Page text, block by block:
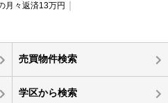
月々返済13万円
売買物件検索
学区から検索